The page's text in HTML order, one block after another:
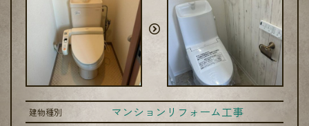
建物種別 マンションリフォーム工事